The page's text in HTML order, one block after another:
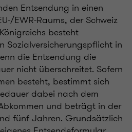
Entsendung in einen
EWR-Raums, der Schweiz
besteht
Sozialversicherungspflicht in
die Entsendung die
nicht überschreitet. Sofern
besteht, bestimmt sich
dabei nach dem
und beträgt in der
fünf Jahren. Grundsätzlich